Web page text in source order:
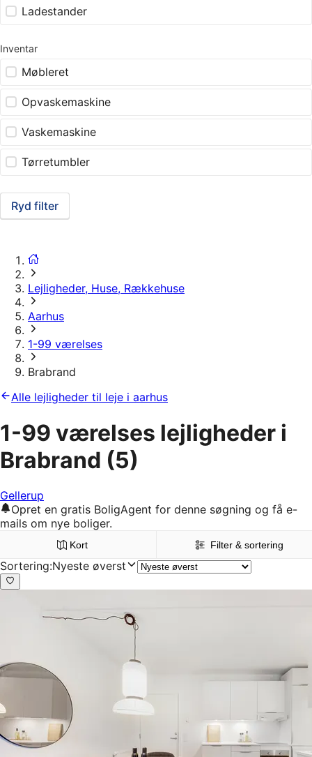
Ladestander
Inventar
Møbleret
Opvaskemaskine
Vaskemaskine
Tørretumbler
Ryd filter
Lejligheder, Huse, Rækkehuse
Aarhus
1-99 værelses
Brabrand
Alle lejligheder til leje i aarhus
1-99 værelses lejligheder i
Brabrand (5)
Gellerup
Opret en gratis BoligAgent for denne søgning og få e-
mails om nye boliger.
Kort Filter & sortering
Sortering:Nyeste øverst